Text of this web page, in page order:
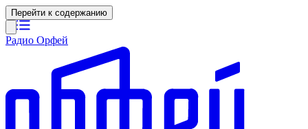
Перейти к содержанию
Радио Орфей